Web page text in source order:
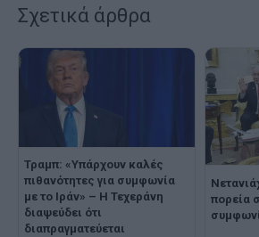
Σχετικά άρθρα
Τραμπ: «Υπάρχουν καλές
πιθανότητες για συμφωνία
με το Ιράν» – Η Τεχεράνη
διαψεύδει ότι
διαπραγματεύεται
πορεία